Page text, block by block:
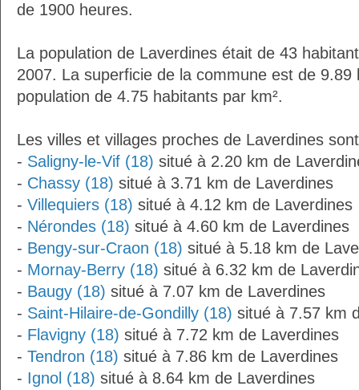
de 1900 heures.
La population de Laverdines était de 43
2007. La superficie de la commune est de 9.89
population de 4.75 habitants par km².
Les villes et villages proches de Laverdines
- Saligny-le-Vif (18) situé à 2.20 km de
- Chassy (18) situé à 3.71 km de Laverdines
- Villequiers (18) situé à 4.12 km de Laverdines
- Nérondes (18) situé à 4.60 km de Laverdines
- Bengy-sur-Craon (18) situé à 5.18 km de
- Mornay-Berry (18) situé à 6.32 km de
- Baugy (18) situé à 7.07 km de Laverdines
- Saint-Hilaire-de-Gondilly (18) situé à 7.57 km
- Flavigny (18) situé à 7.72 km de Laverdines
- Tendron (18) situé à 7.86 km de Laverdines
- Ignol (18) situé à 8.64 km de Laverdines